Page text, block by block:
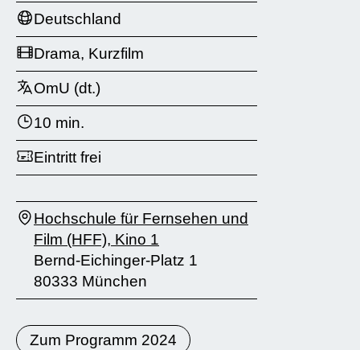
Deutschland
Drama, Kurzfilm
OmU (dt.)
10 min.
Eintritt frei
Hochschule für Fernsehen und
Film (HFF), Kino 1
Bernd-Eichinger-Platz 1
80333 München
Zum Programm 2024